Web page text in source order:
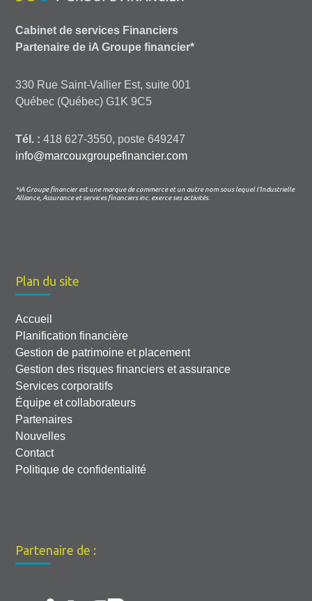
Cabinet de services Financiers
Partenaire de iA Groupe financier*
330 Rue Saint-Vallier Est, suite 001
Québec (Québec) G1K 9C5
Tél. : 418 627-3550, poste 649247
info@marcouxgroupefinancier.com
*iA Groupe financier est une marque de commerce et un autre nom sous lequel l’Industrielle
Alliance, Assurance et services financiers inc. exerce ses activités.
Plan du site
Accueil
Planification financière
Gestion de patrimoine et placement
Gestion des risques financiers et assurance
Services corporatifs
Équipe et collaborateurs
Partenaires
Nouvelles
Contact
Politique de confidentialité
Partenaire de :